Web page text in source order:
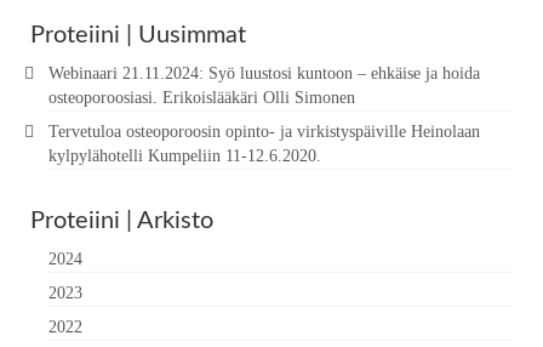
Proteiini | Uusimmat
Webinaari 21.11.2024: Syö luustosi kuntoon – ehkäise ja hoida
osteoporoosiasi. Erikoislääkäri Olli Simonen
Tervetuloa osteoporoosin opinto- ja virkistyspäiville Heinolaan
kylpylähotelli Kumpeliin 11-12.6.2020.
Proteiini | Arkisto
2024
2023
2022